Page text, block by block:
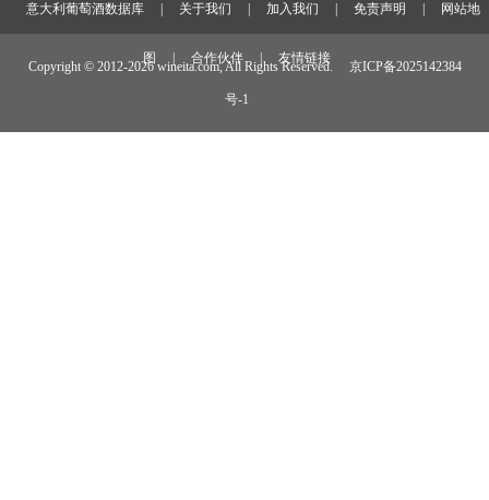
意大利葡萄酒数据库 关于我们 加入我们 免责声明 网站地
图 合作伙伴 友情链接
Copyright © 2012-2026 wineita.com, All Rights Reserved. 京ICP备2025142384
号-1